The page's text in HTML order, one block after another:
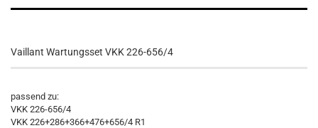
Vaillant Wartungsset VKK 226-656/4
passend zu:
VKK 226-656/4
VKK 226+286+366+476+656/4 R1